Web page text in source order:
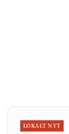
LOKALT NYT